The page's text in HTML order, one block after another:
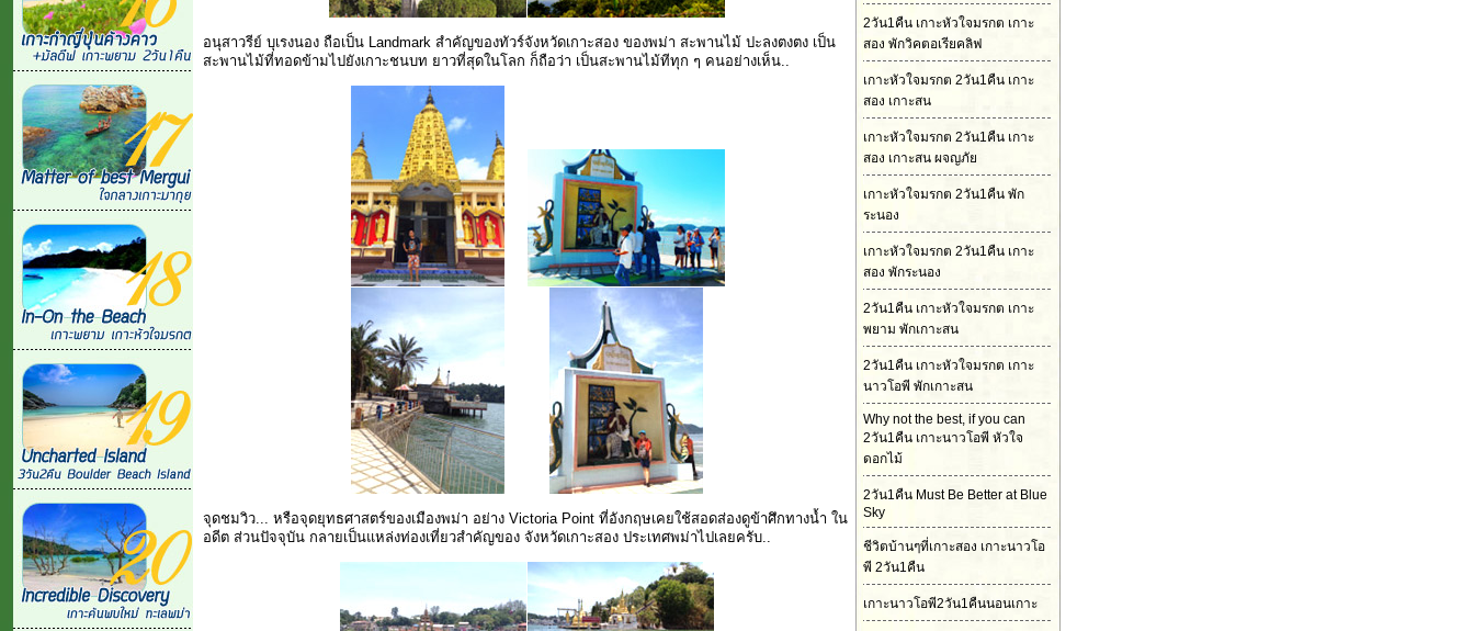
อนุสาวรีย์ บุเรงนอง ถือเป็น Landmark สำคัญของทัวร์จังหวัดเกาะสอง ของพม่า สะพานไม้ ปะลงตงตง เป็น
สะพานไม้ที่ทอดข้ามไปยังเกาะชนบท ยาวที่สุดในโลก ก็ถือว่า เป็นสะพานไม้ทีทุก ๆ คนอย่างเห็น..
จุดชมวิว... หรือจุดยุทธศาสตร์ของเมืองพม่า อย่าง Victoria Point ที่อังกฤษเคยใช้สอดส่องดูข้าศึกทางน้ำ ใน
อดีต ส่วนปัจจุบัน กลายเป็นแหล่งท่องเที่ยวสำคัญของ จังหวัดเกาะสอง ประเทศพม่าไปเลยครับ..
2วัน1คืน เกาะหัวใจมรกต เกาะ
สอง พักวิคตอเรียคลิฟ
เกาะหัวใจมรกต 2วัน1คืน เกาะ
สอง เกาะสน
เกาะหัวใจมรกต 2วัน1คืน เกาะ
สอง เกาะสน ผจญภัย
เกาะหัวใจมรกต 2วัน1คืน พัก
ระนอง
เกาะหัวใจมรกต 2วัน1คืน เกาะ
สอง พักระนอง
2วัน1คืน เกาะหัวใจมรกต เกาะ
พยาม พักเกาะสน
2วัน1คืน เกาะหัวใจมรกต เกาะ
นาวโอพี พักเกาะสน
Why not the best, if you can
2วัน1คืน เกาะนาวโอพี หัวใจ
ดอกไม้
2วัน1คืน Must Be Better at Blue
Sky
ชีวิตบ้านๆที่เกาะสอง เกาะนาวโอ
พี 2วัน1คืน
เกาะนาวโอพี2วัน1คืนนอนเกาะ